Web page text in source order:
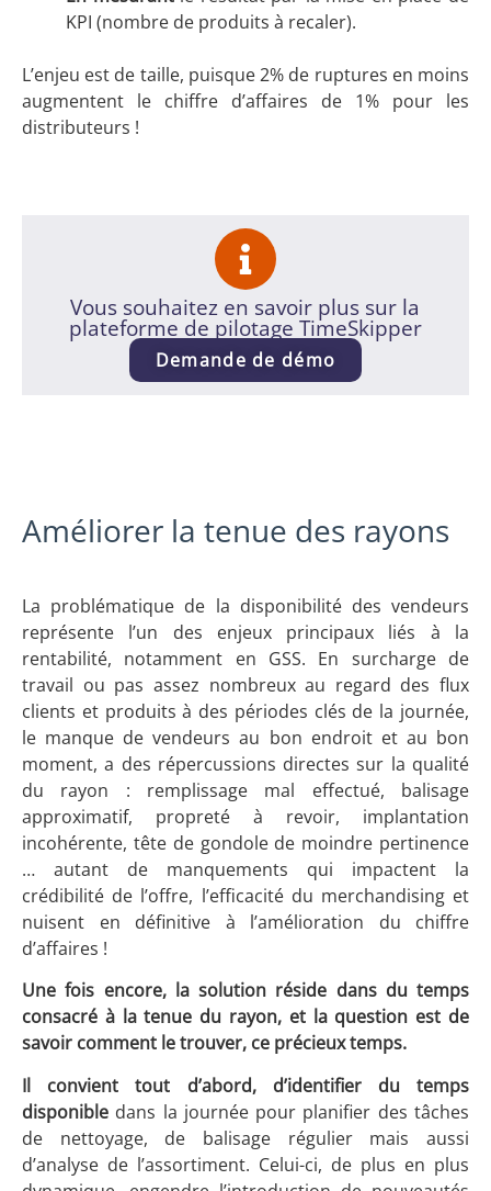
KPI (nombre de produits à recaler).
L’enjeu est de taille, puisque 2% de ruptures en moins
augmentent le chiffre d’affaires de 1% pour les
distributeurs !
Vous souhaitez en savoir plus sur la
plateforme de pilotage TimeSkipper
Demande de démo
Améliorer la tenue des rayons
La problématique de la disponibilité des vendeurs
représente l’un des enjeux principaux liés à la
rentabilité, notamment en GSS. En surcharge de
travail ou pas assez nombreux au regard des flux
clients et produits à des périodes clés de la journée,
le manque de vendeurs au bon endroit et au bon
moment, a des répercussions directes sur la qualité
du rayon : remplissage mal effectué, balisage
approximatif, propreté à revoir, implantation
incohérente, tête de gondole de moindre pertinence
… autant de manquements qui impactent la
crédibilité de l’offre, l’efficacité du merchandising et
nuisent en définitive à l’amélioration du chiffre
d’affaires !
Une fois encore, la solution réside dans du temps
consacré à la tenue du rayon, et la question est de
savoir comment le trouver, ce précieux temps.
Il convient tout d’abord, d’identifier du temps
disponible dans la journée pour planifier des tâches
de nettoyage, de balisage régulier mais aussi
d’analyse de l’assortiment. Celui-ci, de plus en plus